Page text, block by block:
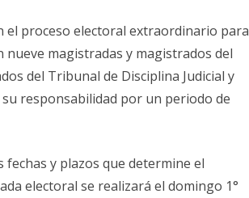
el proceso electoral extraordinario para
nueve magistradas y magistrados del
del Tribunal de Disciplina Judicial y
responsabilidad por un periodo de
y plazos que determine el
electoral se realizará el domingo 1°